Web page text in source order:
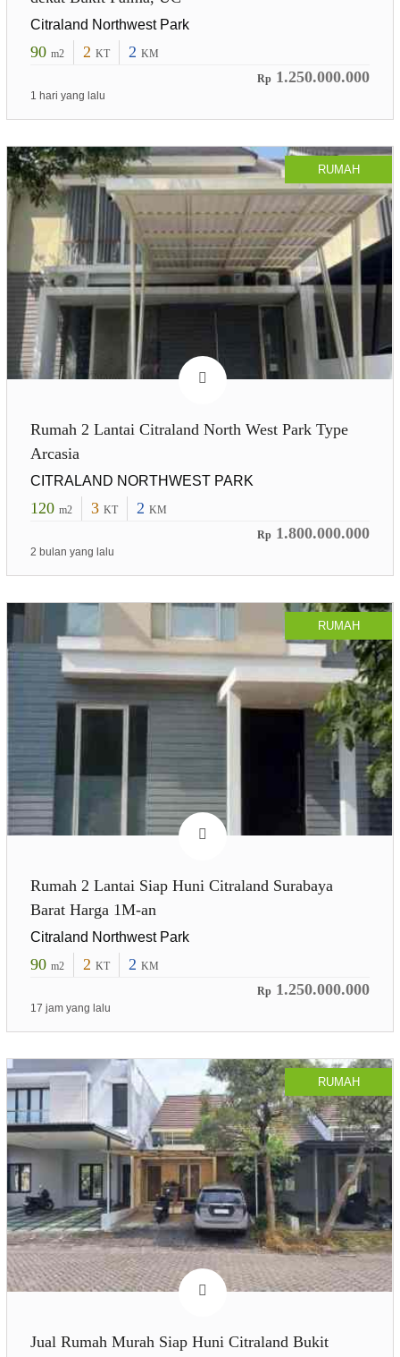
Citraland Northwest Park
90 m2 2 KT 2 KM
Rp 1.250.000.000
1 hari yang lalu
RUMAH
Rumah 2 Lantai Citraland North West Park Type
Arcasia
CITRALAND NORTHWEST PARK
120 m2 3 KT 2 KM
Rp 1.800.000.000
2 bulan yang lalu
RUMAH
Rumah 2 Lantai Siap Huni Citraland Surabaya
Barat Harga 1M-an
Citraland Northwest Park
90 m2 2 KT 2 KM
Rp 1.250.000.000
17 jam yang lalu
RUMAH
Jual Rumah Murah Siap Huni Citraland Bukit